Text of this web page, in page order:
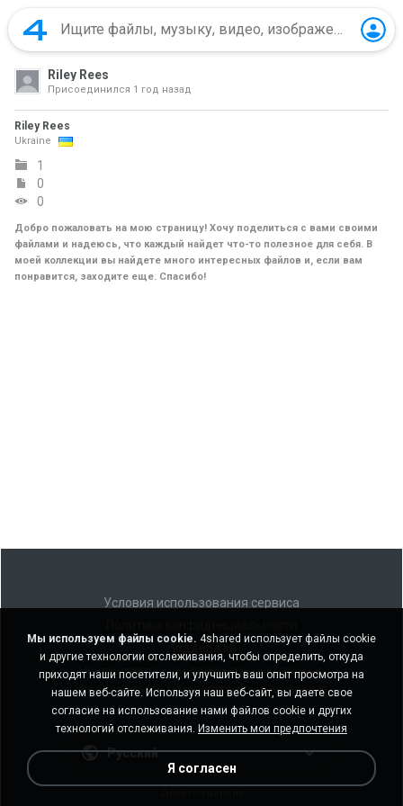
Riley Rees
Присоединился 1 год назад
Riley Rees
Ukraine
1
0
0
Добро пожаловать на мою страницу! Хочу поделиться с вами своими
файлами и надеюсь, что каждый найдет что-то полезное для себя. В
моей коллекции вы найдете много интересных файлов и, если вам
понравится, заходите еще. Спасибо!
Условия использования сервиса
Не продавать мои персональные данные
Не передавать мои персональные данные
Русский
Мы используем файлы cookie. 4shared использует файлы cookie
и другие технологии отслеживания, чтобы определить, откуда
приходят наши посетители, и улучшить ваш опыт просмотра на
нашем веб-сайте. Используя наш веб-сайт, вы даете свое
согласие на использование нами файлов cookie и других
технологий отслеживания. Изменить мои предпочтения
Я согласен